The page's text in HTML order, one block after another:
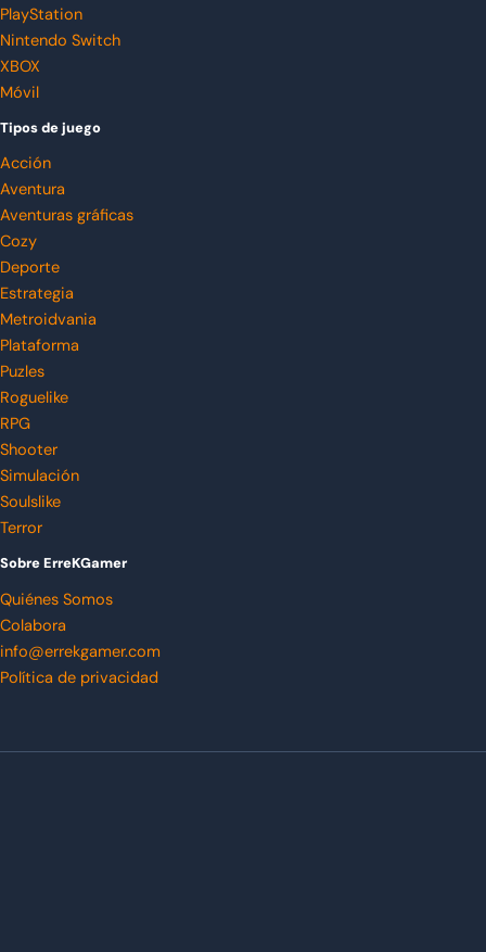
PlayStation
Nintendo Switch
XBOX
Móvil
Tipos de juego
Acción
Aventura
Aventuras gráficas
Cozy
Deporte
Estrategia
Metroidvania
Plataforma
Puzles
Roguelike
RPG
Shooter
Simulación
Soulslike
Terror
Sobre ErreKGamer
Quiénes Somos
Colabora
info@errekgamer.com
Política de privacidad